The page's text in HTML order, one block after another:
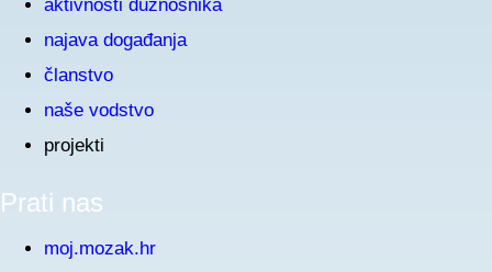
aktivnosti dužnosnika
najava događanja
članstvo
naše vodstvo
projekti
Prati nas
moj.mozak.hr